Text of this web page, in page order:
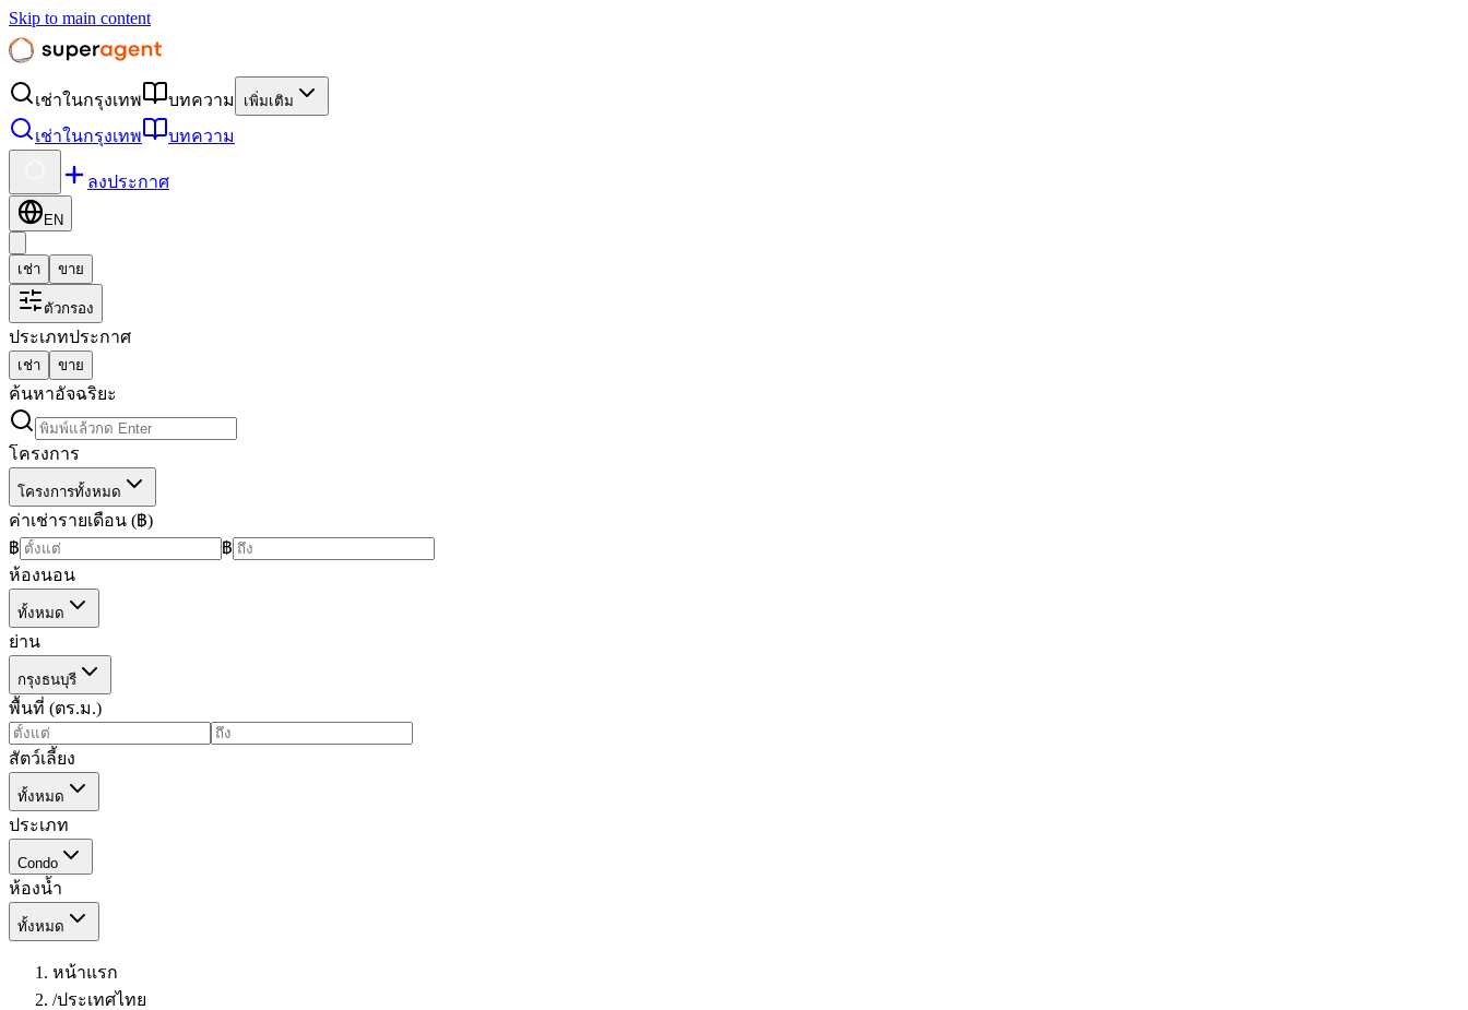
Skip to main content
เช่าในกรุงเทพ บทความ เพิ่มเติม
เช่าในกรุงเทพ บทความ
ลงประกาศ
EN
เช่า ขาย
ตัวกรอง
ประเภทประกาศ
เช่า ขาย
ค้นหาอัจฉริยะ
โครงการ
โครงการทั้งหมด
ค่าเช่ารายเดือน (฿)
฿
฿
ห้องนอน
ทั้งหมด
ย่าน
กรุงธนบุรี
พื้นที่ (ตร.ม.)
สัตว์เลี้ยง
ทั้งหมด
ประเภท
Condo
ห้องน้ำ
ทั้งหมด
หน้าแรก
/ประเทศไทย